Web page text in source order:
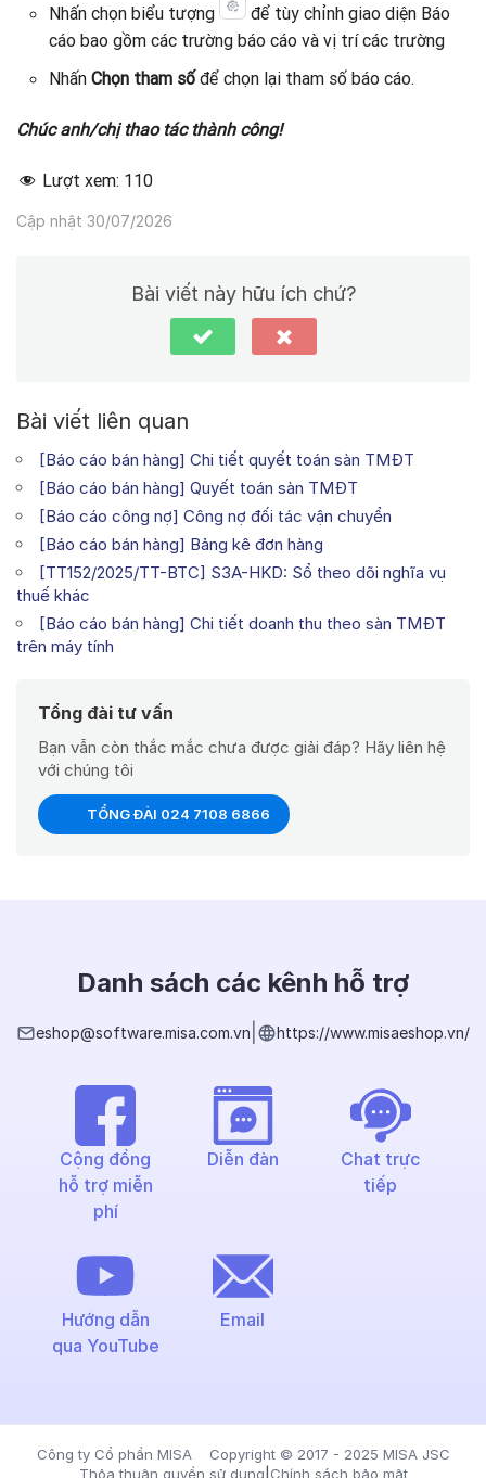
Nhấn chọn biểu tượng
để tùy chỉnh giao diện Báo
cáo bao gồm các trường báo cáo và vị trí các trường
Nhấn Chọn tham sốđể chọn lại tham số báo cáo.
Chúc anh/chị thao tác thành công!
Lượt xem: 110
Cập nhật 30/07/2026
Bài viết này hữu ích chứ?
Bài viết liên quan
[Báo cáo bán hàng] Chi tiết quyết toán sàn TMĐT
[Báo cáo bán hàng] Quyết toán sàn TMĐT
[Báo cáo công nợ] Công nợ đối tác vận chuyển
[Báo cáo bán hàng] Bảng kê đơn hàng
[TT152/2025/TT-BTC] S3A-HKD: Sổ theo dõi nghĩa vụ
thuế khác
[Báo cáo bán hàng] Chi tiết doanh thu theo sàn TMĐT
trên máy tính
Tổng đài tư vấn
Bạn vẫn còn thắc mắc chưa được giải đáp? Hãy liên hệ
với chúng tôi
TỔNG ĐÀI 024 7108 6866
Danh sách các kênh hỗ trợ
eshop@software.misa.com.vn https://www.misaeshop.vn/
Cộng đồng
hỗ trợ miễn
phí
Diễn đàn
Chat trực
tiếp
Hướng dẫn
qua YouTube
Email
Công ty Cổ phần MISA Copyright © 2017 - 2025 MISA JSC
Thỏa thuận quyền sử dụng Chính sách bảo mật